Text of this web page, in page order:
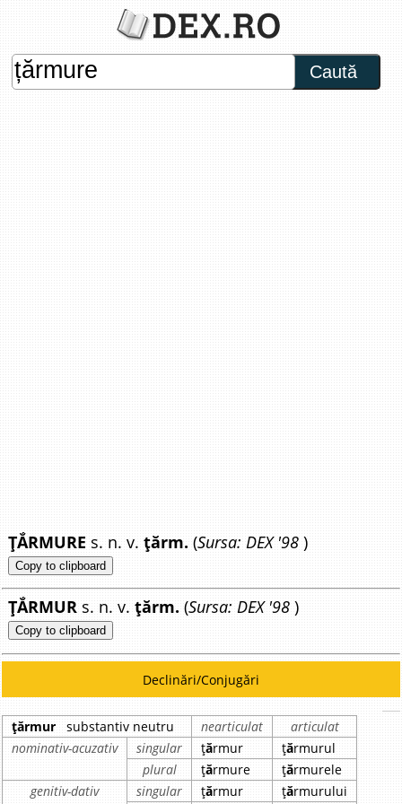
Caută
ȚẮRMURE s. n. v.țărm. (Sursa: DEX '98 )
Copy to clipboard
ȚẮRMUR s. n. v.țărm. (Sursa: DEX '98 )
Copy to clipboard
Declinări/Conjugări
țărmur substantiv neutru nearticulat
articulat
nominativ-acuzativ
singular țărmur țărmurul
plural
țărmure țărmurele
genitiv-dativ
singular țărmur țărmurului